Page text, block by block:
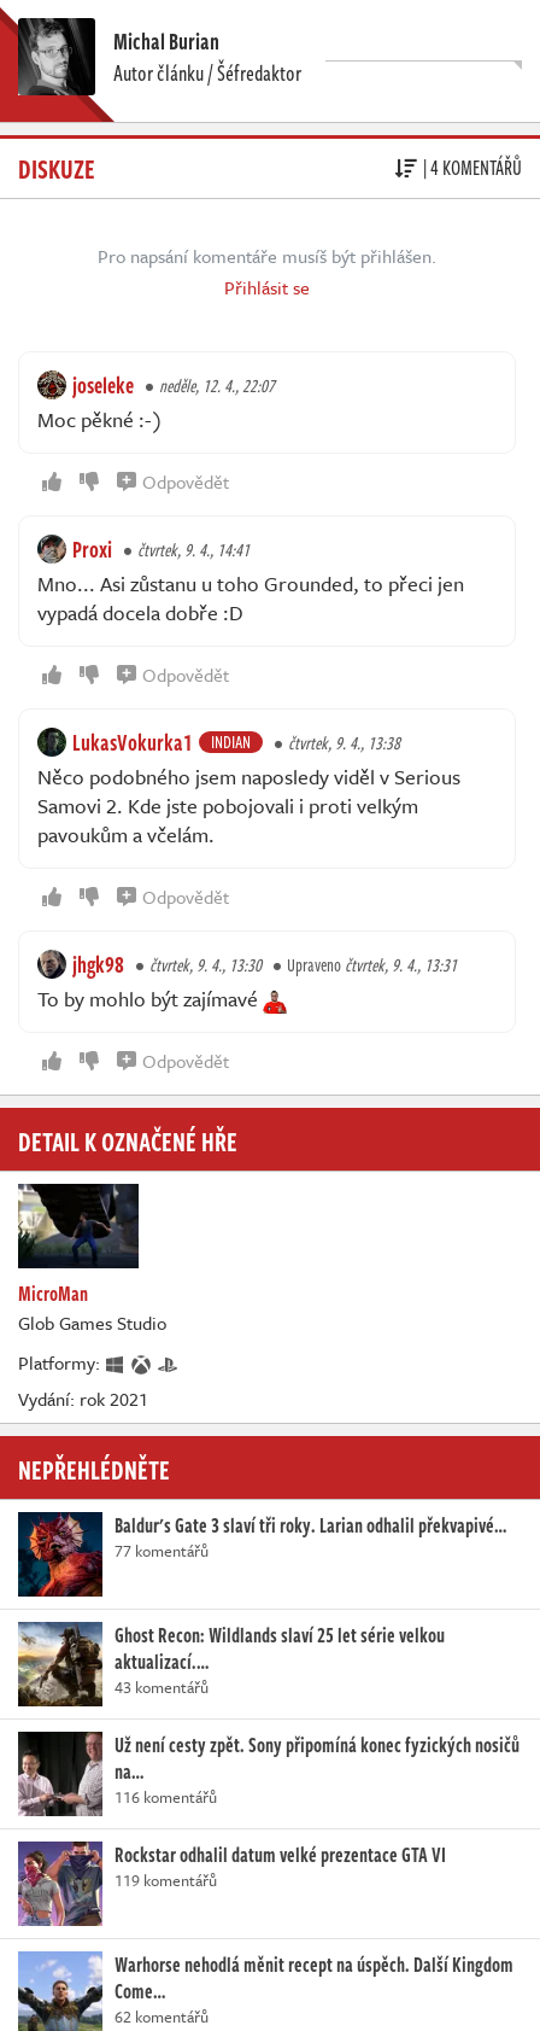
Michal Burian
Autor článku / Šéfredaktor
DISKUZE | 4 KOMENTÁŘŮ
Pro napsání komentáře musíš být přihlášen.
Přihlásit se
joseleke neděle, 12. 4., 22:07
Moc pěkné :-)
Odpovědět
Proxi čtvrtek, 9. 4., 14:41
Mno... Asi zůstanu u toho Grounded, to přeci jen
vypadá docela dobře :D
Odpovědět
LukasVokurka1 INDIAN čtvrtek, 9. 4., 13:38
Něco podobného jsem naposledy viděl v Serious
Samovi 2. Kde jste pobojovali i proti velkým
pavoukům a včelám.
Odpovědět
jhgk98 čtvrtek, 9. 4., 13:30 Upravenočtvrtek, 9. 4., 13:31
To by mohlo být zajímavé
Odpovědět
DETAIL K OZNAČENÉ HŘE
MicroMan
Glob Games Studio
Platformy:
Vydání: rok 2021
NEPŘEHLÉDNĚTE
Baldur's Gate 3 slaví tři roky. Larian odhalil překvapivé…
77 komentářů
Ghost Recon: Wildlands slaví 25 let série velkou
aktualizací.…
43 komentářů
Už není cesty zpět. Sony připomíná konec fyzických nosičů
na…
116 komentářů
Rockstar odhalil datum velké prezentace GTA VI
119 komentářů
Warhorse nehodlá měnit recept na úspěch. Další Kingdom
Come…
62 komentářů